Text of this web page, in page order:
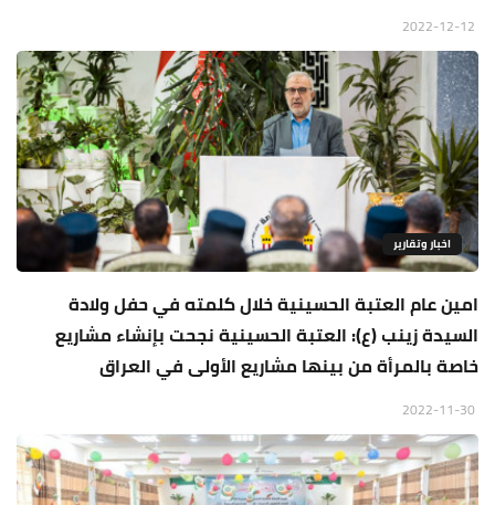
اخبار وتقارير
امين عام العتبة الحسينية خلال كلمته في حفل ولادة
السيدة زينب (ع): العتبة الحسينية نجحت بإنشاء مشاريع
خاصة بالمرأة من بينها مشاريع الأولى في العراق